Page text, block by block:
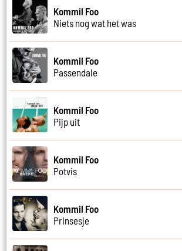
Kommil Foo
Niets nog wat het was
Kommil Foo
Passendale
Kommil Foo
Pijp uit
Kommil Foo
Potvis
Kommil Foo
Prinsesje